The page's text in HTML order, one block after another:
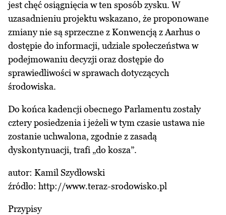
jest chęć osiągnięcia w ten sposób zysku. W
uzasadnieniu projektu wskazano, że proponowane
zmiany nie są sprzeczne z Konwencją z Aarhus o
dostępie do informacji, udziale społeczeństwa w
podejmowaniu decyzji oraz dostępie do
sprawiedliwości w sprawach dotyczących
środowiska.
Do końca kadencji obecnego Parlamentu zostały
cztery posiedzenia i jeżeli w tym czasie ustawa nie
zostanie uchwalona, zgodnie z zasadą
dyskontynuacji, trafi „do kosza”.
autor: Kamil Szydłowski
źródło: http://www.teraz-srodowisko.pl
Przypisy